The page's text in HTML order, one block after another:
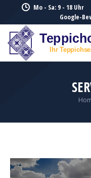
Mo - Sa: 9 - 18 Uhr
Google-